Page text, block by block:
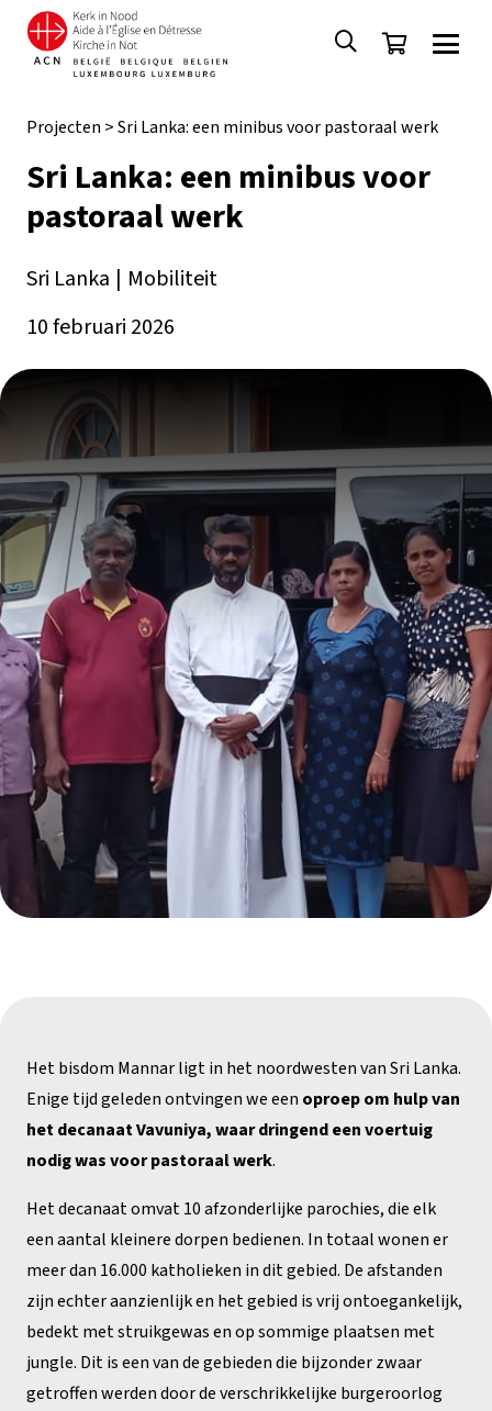
Projecten >Sri Lanka: een minibus voor pastoraal werk
Sri Lanka: een minibus voor
pastoraal werk
Sri Lanka | Mobiliteit
10 februari 2026
Het bisdom Mannar ligt in het noordwesten van Sri Lanka.
Enige tijd geleden ontvingen we een oproep om hulp van
het decanaat Vavuniya, waar dringend een voertuig
nodig was voor pastoraal werk.
Het decanaat omvat 10 afzonderlijke parochies, die elk
een aantal kleinere dorpen bedienen. In totaal wonen er
meer dan 16.000 katholieken in dit gebied. De afstanden
zijn echter aanzienlijk en het gebied is vrij ontoegankelijk,
bedekt met struikgewas en op sommige plaatsen met
jungle. Dit is een van de gebieden die bijzonder zwaar
getroffen werden door de verschrikkelijke burgeroorlog